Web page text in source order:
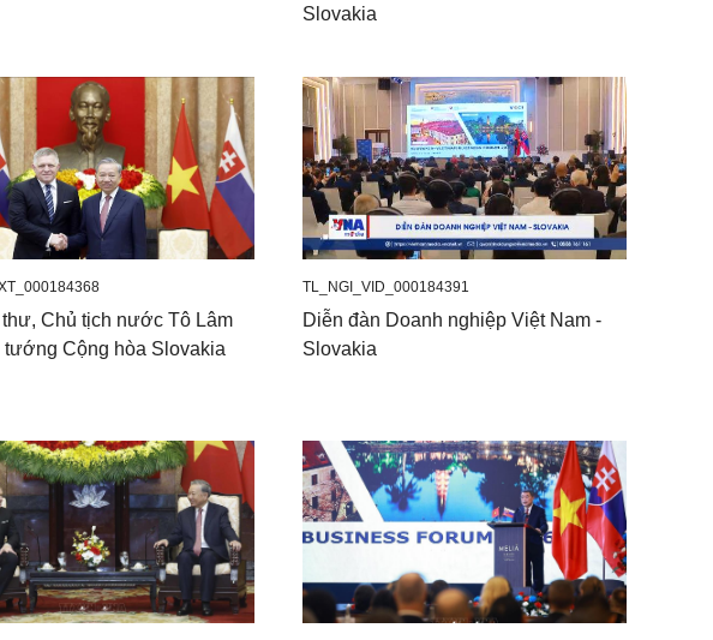
Slovakia
Chủ tịch nước Tô Lâm
tướng Cộng hòa Slovakia
TL_NGI_VID_000184391
Diễn đàn Doanh nghiệp Việt Nam -
Slovakia